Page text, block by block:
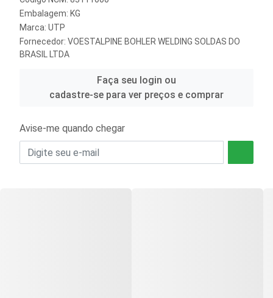
Embalagem: KG
Marca: UTP
Fornecedor: VOESTALPINE BOHLER WELDING SOLDAS DO
BRASIL LTDA
Faça seu login ou
cadastre-se para ver preços e comprar
Avise-me quando chegar